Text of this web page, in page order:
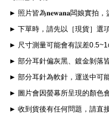
► 照片皆為𝐧𝐞𝐰𝐚𝐧𝐚闆娘實拍，
► 下單時，請先以［現貨］選
► 尺寸測量可能會有誤差
► 部分耳針偏灰黑、鍍金剝落
► 部分耳針為軟針，運送中可
► 圖片會因螢幕所呈現的顏色
► 收到貨後有任何問題，請直